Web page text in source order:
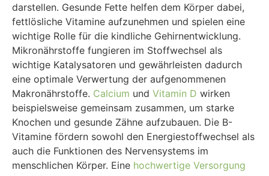
darstellen. Gesunde Fette helfen dem Körper dabei,
fettlösliche Vitamine aufzunehmen und spielen eine
wichtige Rolle für die kindliche Gehirnentwicklung.
Mikronährstoffe fungieren im Stoffwechsel als
wichtige Katalysatoren und gewährleisten dadurch
eine optimale Verwertung der aufgenommenen
Makronährstoffe. Calcium und Vitamin D wirken
beispielsweise gemeinsam zusammen, um starke
Knochen und gesunde Zähne aufzubauen. Die B-
Vitamine fördern sowohl den Energiestoffwechsel als
auch die Funktionen des Nervensystems im
menschlichen Körper. Eine hochwertige Versorgung